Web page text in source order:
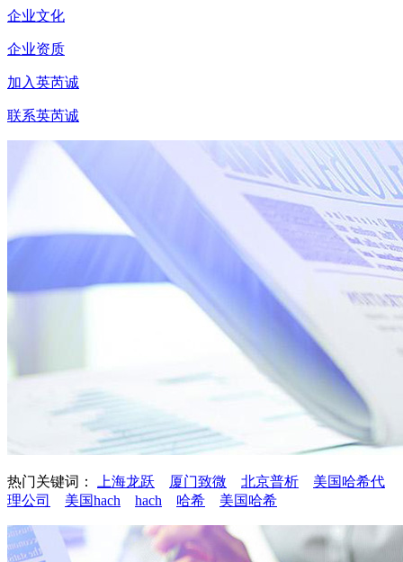
企业文化
企业资质
加入英芮诚
联系英芮诚
热门关键词： 上海龙跃 厦门致微 北京普析
美国哈希代
理公司
美国hach hach 哈希 美国哈希